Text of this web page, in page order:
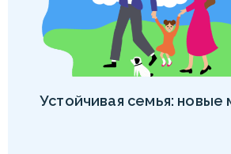
Устойчивая семья: